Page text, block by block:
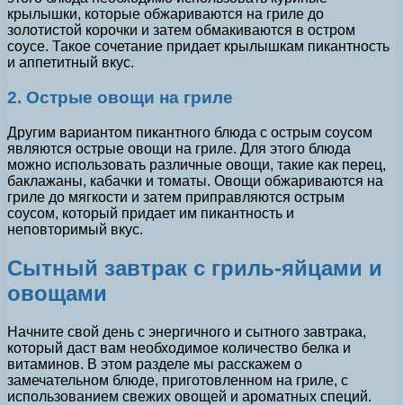
крылышки, которые обжариваются на гриле до
золотистой корочки и затем обмакиваются в остром
соусе. Такое сочетание придает крылышкам пикантность
и аппетитный вкус.
2. Острые овощи на гриле
Другим вариантом пикантного блюда с острым соусом
являются острые овощи на гриле. Для этого блюда
можно использовать различные овощи, такие как перец,
баклажаны, кабачки и томаты. Овощи обжариваются на
гриле до мягкости и затем приправляются острым
соусом, который придает им пикантность и
неповторимый вкус.
Сытный завтрак с гриль-яйцами и
овощами
Начните свой день с энергичного и сытного завтрака,
который даст вам необходимое количество белка и
витаминов. В этом разделе мы расскажем о
замечательном блюде, приготовленном на гриле, с
использованием свежих овощей и ароматных специй.